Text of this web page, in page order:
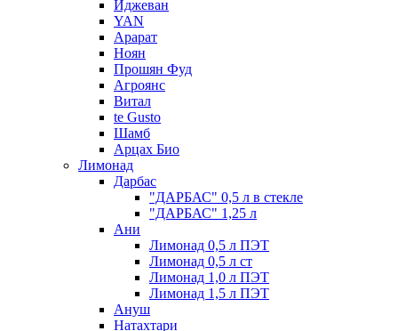
Иджеван
YAN
Арарат
Ноян
Прошян Фуд
Агроянс
Витал
te Gusto
Шамб
Арцах Био
Лимонад
Дарбас
"ДАРБАС" 0,5 л в стекле
"ДАРБАС" 1,25 л
Ани
Лимонад 0,5 л ПЭТ
Лимонад 0,5 л ст
Лимонад 1,0 л ПЭТ
Лимонад 1,5 л ПЭТ
Ануш
Натахтари